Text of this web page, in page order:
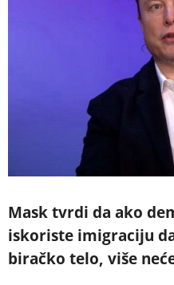
Mask tvrdi da ako
iskoriste imigraciju
biračko telo, više